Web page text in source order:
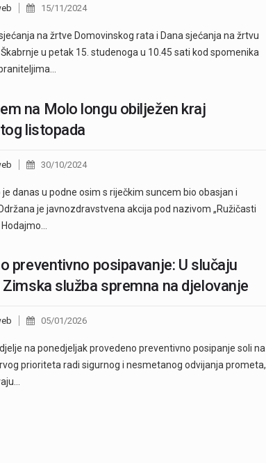
15/11/2024
na žrtve Domovinskog rata i Dana sjećanja na žrtvu
u petak 15. studenoga u 10.45 sati kod spomenika
na Molo longu obilježen kraj
listopada
30/10/2024
je danas u podne osim s riječkim suncem bio obasjan i
je javnozdravstvena akcija pod nazivom „Ružičasti
preventivno posipavanje: U slučaju
služba spremna na djelovanje
05/01/2026
na ponedjeljak provedeno preventivno posipanje soli na
prioriteta radi sigurnog i nesmetanog odvijanja prometa,